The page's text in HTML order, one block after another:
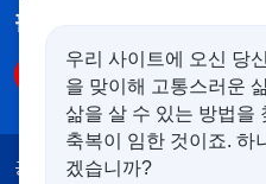
팔로우하기
공지 이용약관
우리 사이트에 오신 당
을 맞이해 고통스러운
삶을 살 수 있는 방법을
축복이 임한 것이죠. 하
겠습니까?